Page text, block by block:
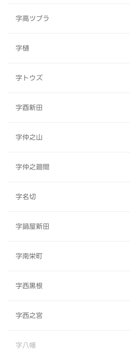
字高ツブラ
字樋
字トウズ
字酉新田
字仲之山
字仲之廻間
字名切
字鍋屋新田
字南栄町
字西黒根
字西之宮
字八幡